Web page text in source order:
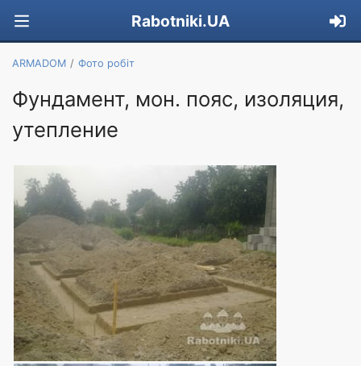
Rabotniki.UA
ARMADOM Фото робіт
Фундамент, мон. пояс, изоляция,
утепление